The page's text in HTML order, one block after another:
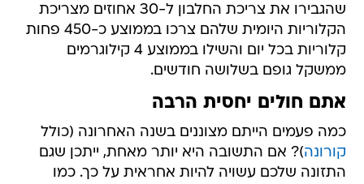
שהגבירו את צריכת החלבון ל-30 אחוזים מצריכת
הקלוריות היומית שלהם צרכו בממוצע כ-450 פחות
קלוריות בכל יום והשילו בממוצע 4 קילוגרמים
ממשקל גופם בשלושה חודשים.
אתם חולים יחסית הרבה
כמה פעמים הייתם מצוננים בשנה האחרונה (כולל
קורונה)? אם התשובה היא יותר מאחת, ייתכן שגם
התזונה שלכם עשויה להיות אחראית על כך. כמו